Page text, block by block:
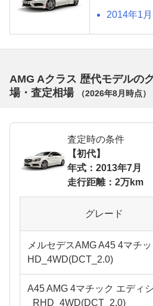
2014年1
AMG Aクラス 歴代モデルの
場・査定相場
（2026年8月 時点）
査定時の条件
【初代】
年式：2013年7月
走行距離：2万km
グレード
メルセデスAMG A45 4マチ
HD_4WD(DCT_2.0)
A45 AMG 4マチック エディ
_RHD_4WD(DCT_2.0)